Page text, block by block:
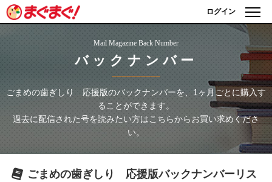
ログイン
Mail Magazine Back Number
バックナンバー
ごまめの歯ぎしり 応援版のバックナンバーを、1ヶ月ごとに購入す
ることができます。
過去に配信された号を読みたい方はこちらからお買い求めくださ
い。
ごまめの歯ぎしり 応援版バックナンバーリス